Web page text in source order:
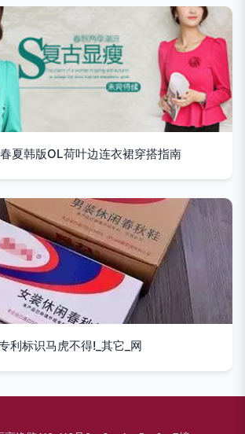
夏韩版OL荷叶边连衣裙穿搭指南
利标识马虎不得!_其它_网